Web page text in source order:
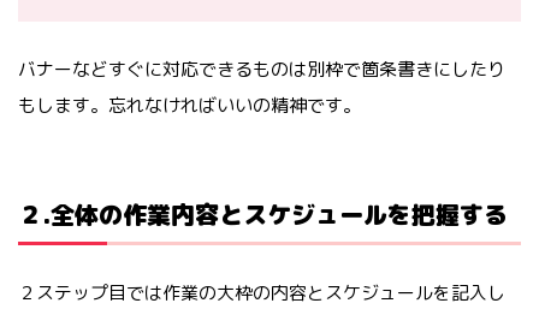
バナーなどすぐに対応できるものは別枠で箇条書きにしたり
もします。忘れなければいいの精神です。
２.全体の作業内容とスケジュールを把握する
２ステップ目では作業の大枠の内容とスケジュールを記入し